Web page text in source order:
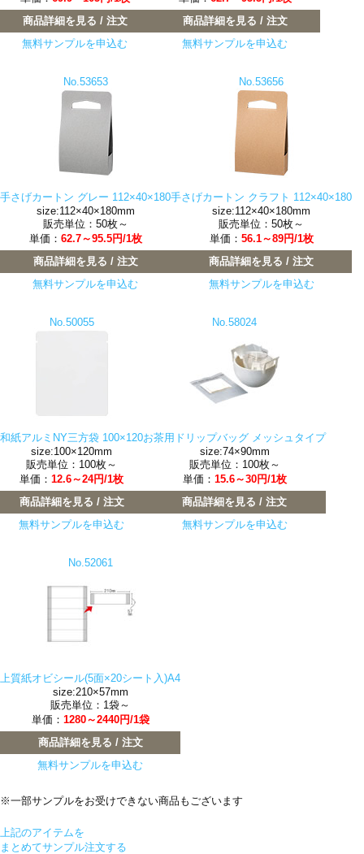
商品詳細を見る / 注文
無料サンプルを申込む
商品詳細を見る / 注文
無料サンプルを申込む
No.53653
手さげカートン グレー 112×40×180
size:112×40×180mm
販売単位：50枚～
単価： 62.7～95.5円/1枚
商品詳細を見る / 注文
無料サンプルを申込む
No.53656
手さげカートン クラフト 112×40×180
size:112×40×180mm
販売単位：50枚～
単価： 56.1～89円/1枚
商品詳細を見る / 注文
無料サンプルを申込む
No.50055
和紙アルミNY三方袋 100×120
size:100×120mm
販売単位：100枚～
単価： 12.6～24円/1枚
商品詳細を見る / 注文
無料サンプルを申込む
No.58024
お茶用ドリップバッグ メッシュタイプ
size:74×90mm
販売単位：100枚～
単価： 15.6～30円/1枚
商品詳細を見る / 注文
無料サンプルを申込む
No.52061
上質紙オビシール(5面×20シート入)A4
size:210×57mm
販売単位：1袋～
単価： 1280～2440円/1袋
商品詳細を見る / 注文
無料サンプルを申込む
※一部サンプルをお受けできない商品もございます
上記のアイテムを
まとめてサンプル注文する